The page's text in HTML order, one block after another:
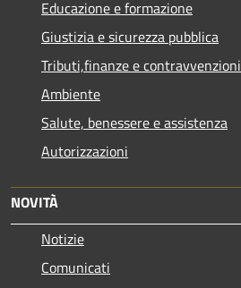
Educazione e formazione
Giustizia e sicurezza pubblica
Tributi,finanze e contravvenzioni
Ambiente
Salute, benessere e assistenza
Autorizzazioni
NOVITÀ
Notizie
Comunicati